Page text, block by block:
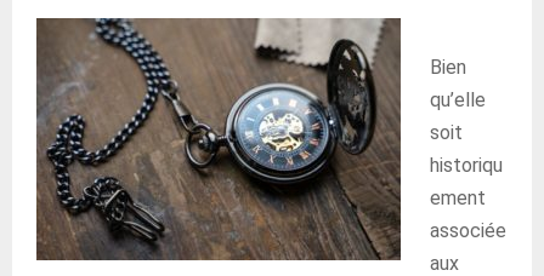
Bien
qu’elle
soit
historiqu
ement
associée
aux